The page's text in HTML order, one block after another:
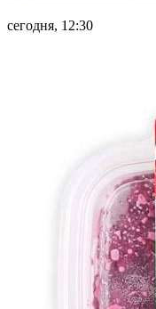
сегодня, 12:30